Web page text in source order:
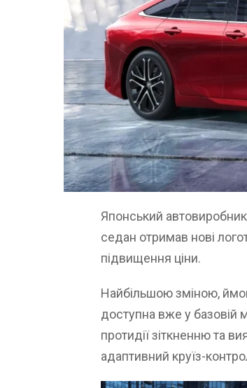
Японський
седан отримав нові
підвищення ціни.
Найбільшою зміною,
доступна вже у базовій
протидії зіткненню та
адаптивний круїз-